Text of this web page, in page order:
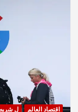
اقتصاد العالم ل شريط